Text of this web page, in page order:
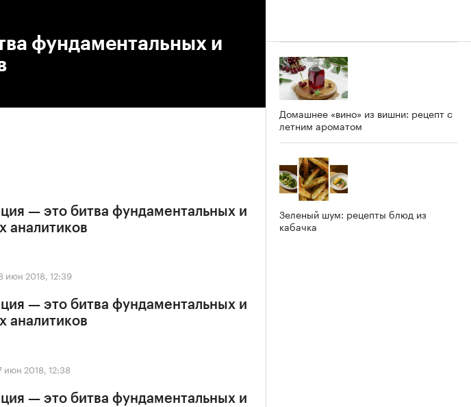
фундаментальных и
— это битва фундаментальных и
аналитиков
июн 2018, 12:39
— это битва фундаментальных и
аналитиков
июн 2018, 12:38
— это битва фундаментальных и
Домашнее «вино» из вишни: рецепт с
летним ароматом
Зеленый шум: рецепты блюд из
кабачка